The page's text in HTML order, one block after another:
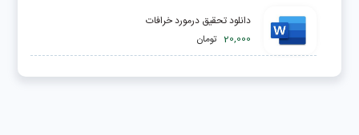
دانلود تحقیق درمورد خرافات
20,000 تومان